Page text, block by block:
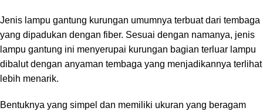
Jenis lampu gantung kurungan umumnya terbuat dari tembaga
yang dipadukan dengan fiber. Sesuai dengan namanya, jenis
lampu gantung ini menyerupai kurungan bagian terluar lampu
dibalut dengan anyaman tembaga yang menjadikannya terlihat
lebih menarik.
Bentuknya yang simpel dan memiliki ukuran yang beragam